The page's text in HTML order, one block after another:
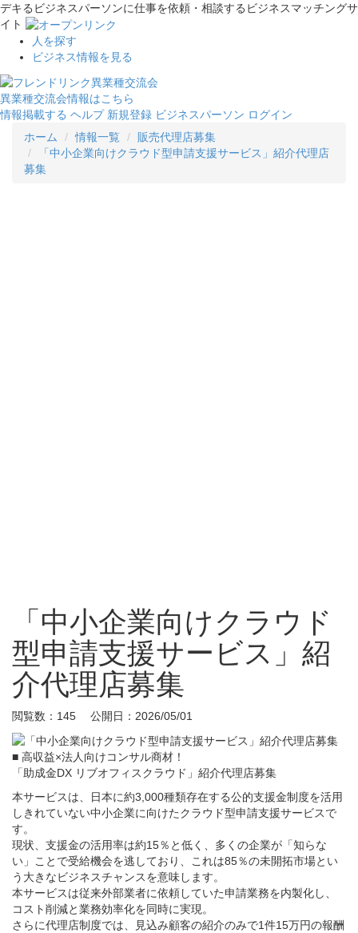
デキるビジネスパーソンに仕事を依頼・相談するビジネスマッチングサ
イト
人を探す
ビジネス情報を見る
異業種交流会情報はこちら
情報掲載する ヘルプ 新規登録 ビジネスパーソン ログイン
ホーム
情報一覧
販売代理店募集
「中小企業向けクラウド型申請支援サービス」紹介代理店
募集
「中小企業向けクラウド
型申請支援サービス」紹
介代理店募集
閲覧数：145 公開日：2026/05/01
■ 高収益×法人向けコンサル商材！
「助成金DX リブオフィスクラウド」紹介代理店募集
本サービスは、日本に約3,000種類存在する公的支援金制度を活用
しきれていない中小企業に向けたクラウド型申請支援サービスで
す。
現状、支援金の活用率は約15％と低く、多くの企業が「知らな
い」ことで受給機会を逃しており、これは85％の未開拓市場とい
う大きなビジネスチャンスを意味します。
本サービスは従来外部業者に依頼していた申請業務を内製化し、
コスト削減と業務効率化を同時に実現。
さらに代理店制度では、見込み顧客の紹介のみで1件15万円の報酬